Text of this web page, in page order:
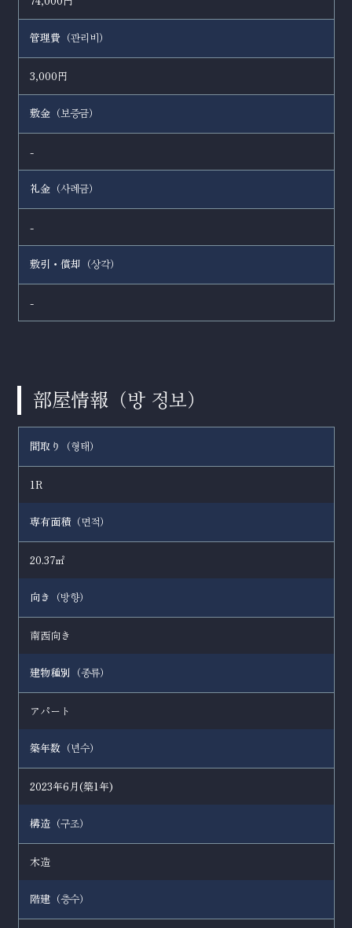
管理費（관리비 ）
3,000円
敷金（보증금）
-
礼金（사례금）
-
敷引・償却（상각）
-
部屋情報（방 정보）
間取り（형태 ）
1R
専有面積（면적）
20.37㎡
向き（방향）
南西向き
建物種別（종류）
アパート
築年数（년수）
2023年6月(築1年)
構造（구조）
木造
階建（층수）